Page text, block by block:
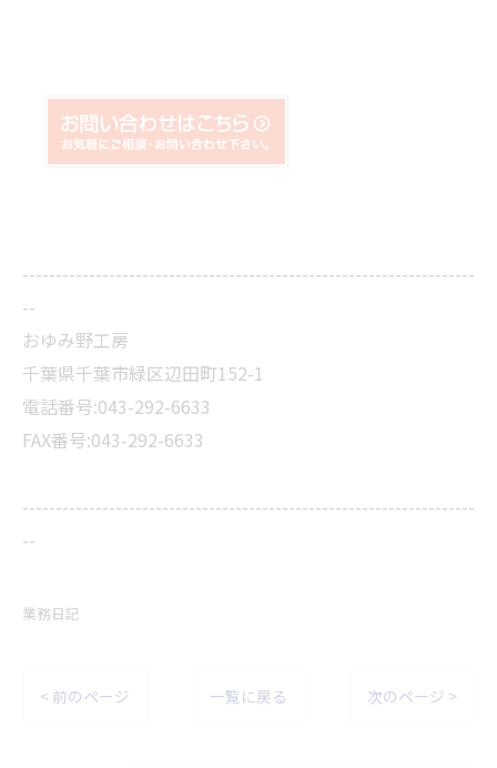
--------------------------------------------------------------------
--
おゆみ野工房
千葉県千葉市緑区辺田町152-1
電話番号:043-292-6633
FAX番号:043-292-6633
--------------------------------------------------------------------
--
業務日記
< 前のページ 一覧に戻る 次のページ >